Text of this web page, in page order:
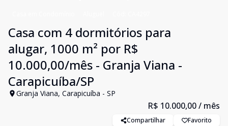
Casa com 4 dormitórios para
alugar, 1000 m² por R$
10.000,00/mês - Granja Viana -
Carapicuíba/SP
Granja Viana, Carapicuíba - SP
R$ 10.000,00/ mês
Compartilhar Favorito